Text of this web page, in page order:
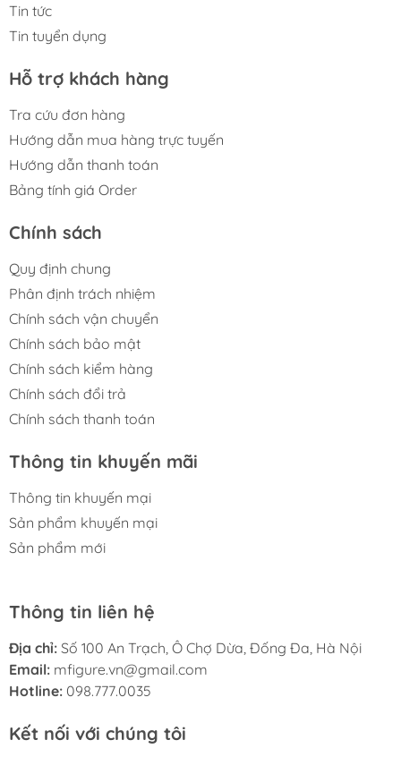
Tin tức
Tin tuyển dụng
Hỗ trợ khách hàng
Tra cứu đơn hàng
Hướng dẫn mua hàng trực tuyến
Hướng dẫn thanh toán
Bảng tính giá Order
Chính sách
Quy định chung
Phân định trách nhiệm
Chính sách vận chuyển
Chính sách bảo mật
Chính sách kiểm hàng
Chính sách đổi trả
Chính sách thanh toán
Thông tin khuyến mãi
Thông tin khuyến mại
Sản phẩm khuyến mại
Sản phẩm mới
Thông tin liên hệ
Địa chỉ: Số 100 An Trạch, Ô Chợ Dừa, Đống Đa, Hà Nội
Email: mfigure.vn@gmail.com
Hotline: 098.777.0035
Kết nối với chúng tôi